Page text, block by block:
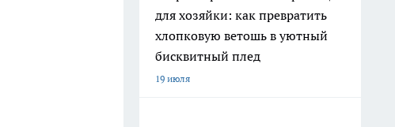
для хозяйки: как превратить
хлопковую ветошь в уютный
бисквитный плед
19 июля